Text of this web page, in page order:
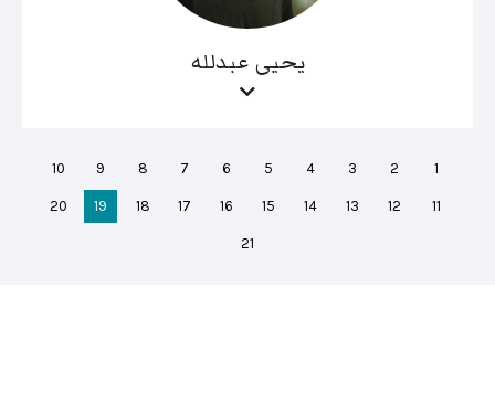
يحيى عبدلله
1
2
3
4
5
6
7
8
9
10
11
12
13
14
15
16
17
18
19
20
21